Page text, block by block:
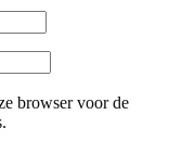
browser voor de